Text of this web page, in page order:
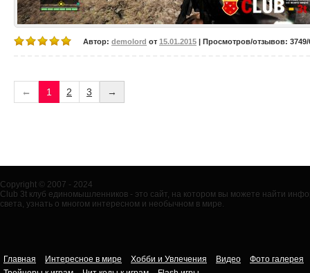
Автор: demolord от 15.01.2015 | Просмотров/отзывов: 3749/
← 1 2 3 →
Copyright © 2007 - 2024
Club 3t клуб единомышленников - это сайт, на котором вы можете найти
света, узнать о многом интересном и необычном в мире.
Главная Интересное в мире Хобби и Увлечения Видео
Фото галерея